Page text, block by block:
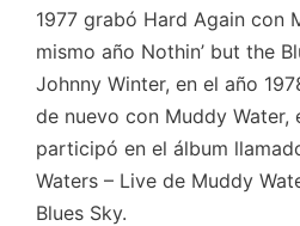
1977 grabó Hard Again con
mismo año Nothin’ but the
Johnny Winter, en el año
de nuevo con Muddy Water,
participó en el álbum
Waters – Live de Muddy
Blues Sky.